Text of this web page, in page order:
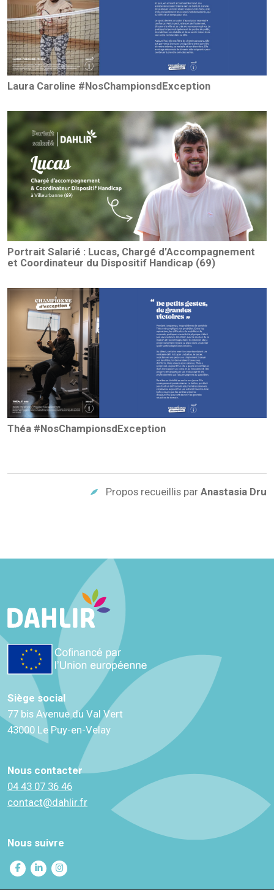
Laura Caroline #NosChampionsdException
Portrait Salarié : Lucas, Chargé d’Accompagnement
et Coordinateur du Dispositif Handicap (69)
Théa #NosChampionsdException
Propos recueillis par Anastasia Dru
Siège social
77 bis Avenue du Val Vert
43000 Le Puy-en-Velay
Nous contacter
04 43 07 36 46
contact@dahlir.fr
Nous suivre